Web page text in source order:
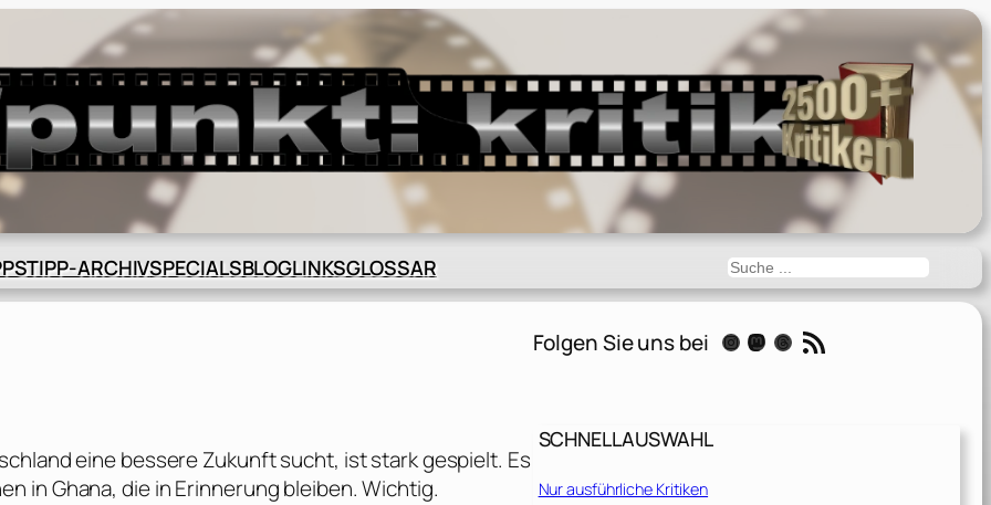
TIPP-ARCHIVSPECIALSBLOGLINKSGLOSSAR Suchen
eine bessere Zukunft sucht, ist stark gespielt. Es
in Ghana, die in Erinnerung bleiben. Wichtig.
Folgen Sie uns bei Instagram Mastodon Threads RSS-Feed
SCHNELLAUSWAHL
Nur ausführliche Kritiken